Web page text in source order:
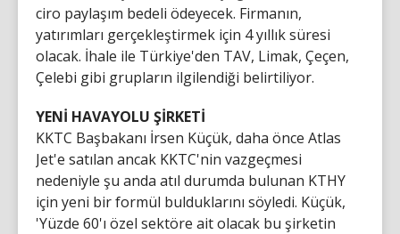
ciro paylaşım bedeli ödeyecek. Firmanın,
yatırımları gerçekleştirmek için 4 yıllık süresi
olacak. İhale ile Türkiye'den TAV, Limak, Çeçen,
Çelebi gibi grupların ilgilendiği belirtiliyor.
YENİ HAVAYOLU ŞİRKETİ
KKTC Başbakanı İrsen Küçük, daha önce Atlas
Jet'e satılan ancak KKTC'nin vazgeçmesi
nedeniyle şu anda atıl durumda bulunan KTHY
için yeni bir formül bulduklarını söyledi. Küçük,
'Yüzde 60'ı özel sektöre ait olacak bu şirketin